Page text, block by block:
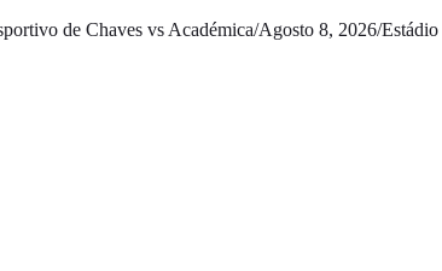
de Chaves vs Académica/Agosto 8, 2026/